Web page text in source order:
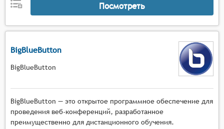
Посмотреть
BigBlueButton
BigBlueButton
BigBlueButton — это открытое программное обеспечение для
проведения веб-конференций, разработанное
преимущественно для дистанционного обучения.